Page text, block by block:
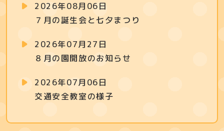
2026年08月06日
７月の誕生会と七夕まつり
2026年07月27日
８月の園開放のお知らせ
2026年07月06日
交通安全教室の様子